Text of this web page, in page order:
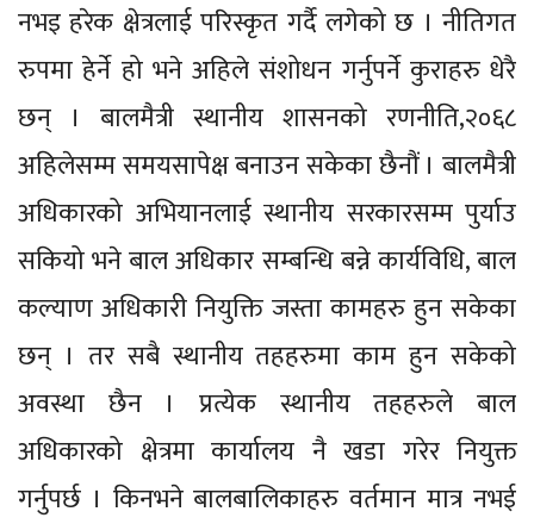
नभइ हरेक क्षेत्रलाई परिस्कृत गर्दै लगेको छ । नीतिगत
रुपमा हेर्ने हो भने अहिले संशोधन गर्नुपर्ने कुराहरु धेरै
छन् । बालमैत्री स्थानीय शासनको रणनीति,२०६८
अहिलेसम्म समयसापेक्ष बनाउन सकेका छैनौं । बालमैत्री
अधिकारको अभियानलाई स्थानीय सरकारसम्म पुर्याउ
सकियो भने बाल अधिकार सम्बन्धि बन्ने कार्यविधि, बाल
कल्याण अधिकारी नियुक्ति जस्ता कामहरु हुन सकेका
छन् । तर सबै स्थानीय तहहरुमा काम हुन सकेको
अवस्था छैन । प्रत्येक स्थानीय तहहरुले बाल
अधिकारको क्षेत्रमा कार्यालय नै खडा गरेर नियुक्त
गर्नुपर्छ । किनभने बालबालिकाहरु वर्तमान मात्र नभई